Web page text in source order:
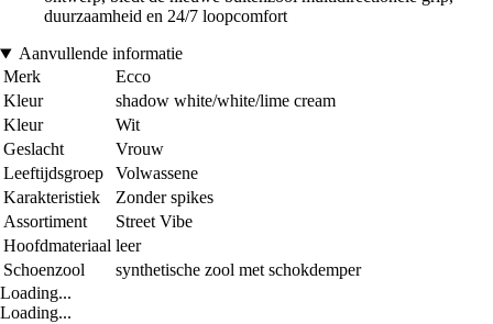
duurzaamheid en 24/7 loopcomfort
Aanvullende informatie
Merk
Ecco
Kleur
shadow white/white/lime cream
Kleur
Wit
Geslacht
Vrouw
Leeftijdsgroep
Volwassene
Karakteristiek
Zonder spikes
Assortiment
Street Vibe
Hoofdmateriaal leer
Schoenzool
synthetische zool met schokdemper
Loading...
Loading...